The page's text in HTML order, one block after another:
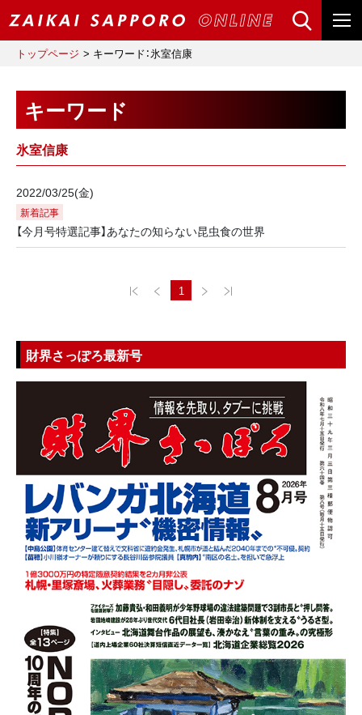
トップページ キーワード：氷室信康
キーワード
氷室信康
2022/03/25(金)
新着記事
【今月号特選記事】あなたの知らない昆虫食の世界
1
財界さっぽろ最新号